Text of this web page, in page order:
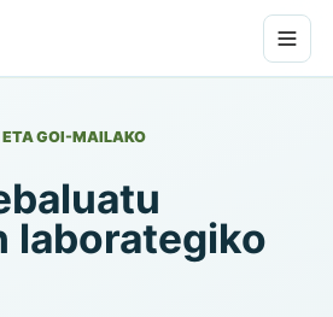
GOI-MAILAKO
laborategiko